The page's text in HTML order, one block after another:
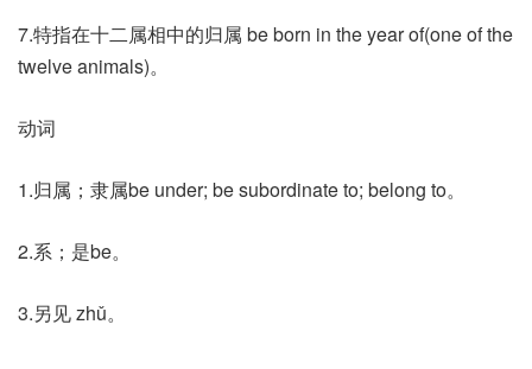
7.特指在十二属相中的归属 be born in the year of(one of the
twelve animals)。
动词
1.归属；隶属be under; be subordinate to; belong to。
2.系；是be。
3.另见 zhǔ。